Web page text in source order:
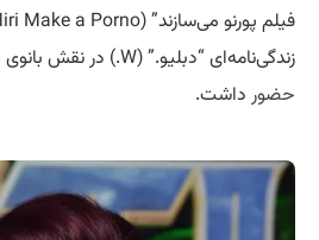
زندگی‌نامه‌ای “دبلیو.” (W.) در نقش بانوی اول آمریکا، “لورا بوش”،
حضور داشت.